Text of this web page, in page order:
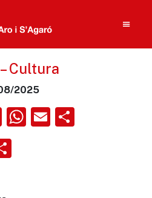
Cultura
2025
Twitter
WhatsApp
Email